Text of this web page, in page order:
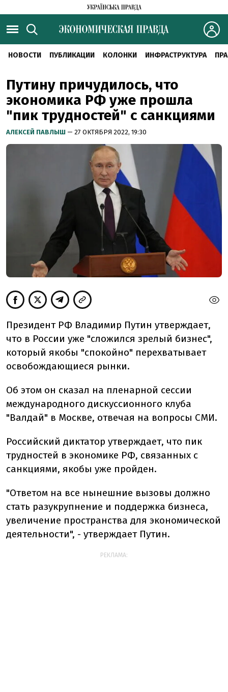
НОВОСТИ ПУБЛИКАЦИИ КОЛОНКИ ИНФРАСТРУКТУРА
Путину причудилось, что
экономика РФ уже прошла
"пик трудностей" с санкциями
АЛЕКСЕЙ ПАВЛЫШ — 27 ОКТЯБРЯ 2022, 19:30
Президент РФ Владимир Путин утверждает,
что в России уже "сложился зрелый бизнес",
который якобы "спокойно" перехватывает
освобождающиеся рынки.
Об этом он сказал на пленарной сессии
международного дискуссионного клуба
"Валдай" в Москве, отвечая на вопросы СМИ.
Российский диктатор утверждает, что пик
трудностей в экономике РФ, связанных с
санкциями, якобы уже пройден.
"Ответом на все нынешние вызовы должно
стать разукрупнение и поддержка бизнеса,
увеличение пространства для экономической
деятельности", - утверждает Путин.
РЕКЛАМА: